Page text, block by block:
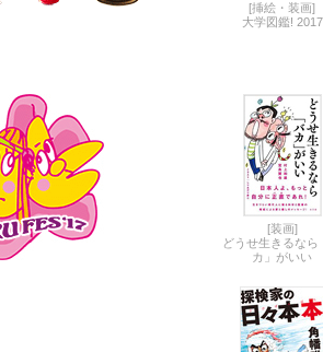
[挿絵・装画]
大学図鑑! 2017
[装画]
どうせ生きるなら
カ」がいい